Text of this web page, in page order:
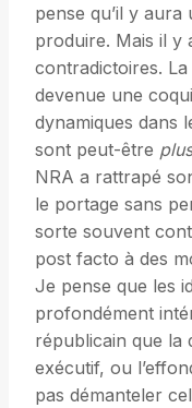
pense qu’il y
produire. Mais il y
contradictoires.
devenue une
dynamiques dans
sont peut-être plus
NRA a rattrapé
le portage sans
sorte souvent
post facto à des
Je pense que les
profondément
républicain que la
exécutif, ou
pas démanteler